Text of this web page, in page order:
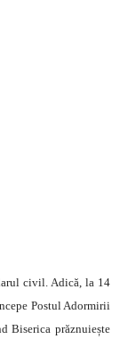
civil. Adică, la 14
Postul Adormirii
Biserica prăznuiește